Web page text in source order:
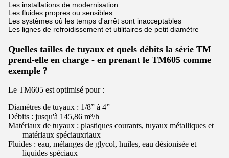
Les installations de modernisation
Les fluides propres ou sensibles
Les systèmes où les temps d'arrêt sont inacceptables
Les lignes de refroidissement et utilitaires de petit diamètre
Quelles tailles de tuyaux et quels débits la série TM
prend-elle en charge - en prenant le TM605 comme
exemple ?
Le TM605 est optimisé pour :
Diamètres de tuyaux : 1/8” à 4”
Débits : jusqu'à 145,86 m³/h
Matériaux de tuyaux : plastiques courants, tuyaux métalliques et
matériaux spéciauxriaux
Fluides : eau, mélanges de glycol, huiles, eau désionisée et
liquides spéciaux